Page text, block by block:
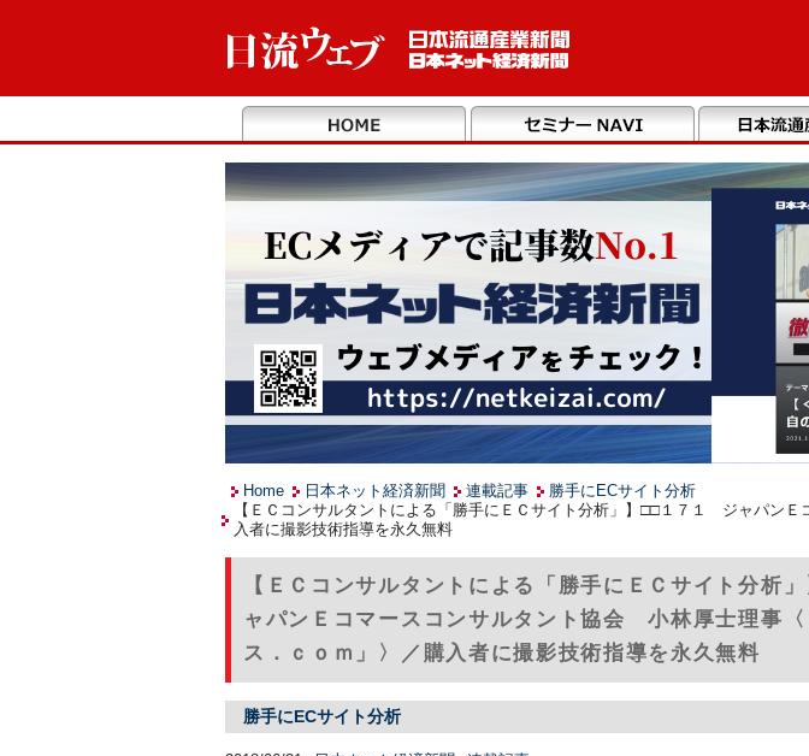
Home 日本ネット経済新聞 連載記事
勝手にECサイト分析
【ＥＣコンサルタントによる「勝手にＥＣサイト分析」】□□１７１ ジャパン
入者に撮影技術指導を永久無料
【ＥＣコンサルタントによる「勝手にＥＣサイト分析
ャパンＥコマースコンサルタント協会 小林厚士理事〈
ス．ｃｏｍ」〉／購入者に撮影技術指導を永久無料
勝手にECサイト分析